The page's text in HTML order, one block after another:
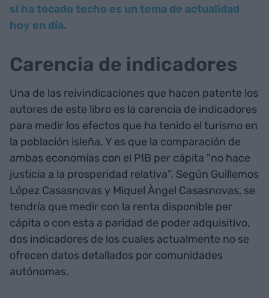
si ha tocado techo es un tema de actualidad
hoy en día.
Carencia de indicadores
Una de las reivindicaciones que hacen patente los
autores de este libro es la carencia de indicadores
para medir los efectos que ha tenido el turismo en
la población isleña. Y es que la comparación de
ambas economías con el PIB per cápita "no hace
justicia a la prosperidad relativa". Según Guillemos
López Casasnovas y Miquel Àngel Casasnovas, se
tendría que medir con la renta disponible per
cápita o con esta a paridad de poder adquisitivo,
dos indicadores de los cuales actualmente no se
ofrecen datos detallados por comunidades
autónomas.